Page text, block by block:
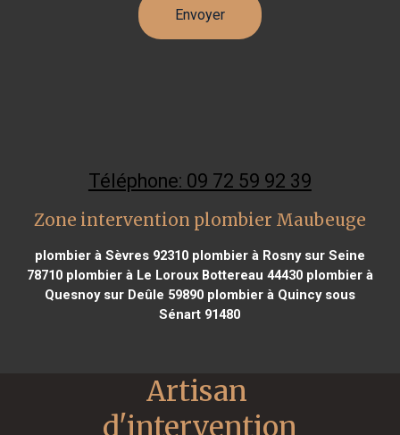
Téléphone: 09 72 59 92 39
Zone intervention plombier Maubeuge
plombier à Sèvres 92310plombier à Rosny sur Seine
78710plombier à Le Loroux Bottereau 44430plombier à
Quesnoy sur Deûle 59890plombier à Quincy sous
Sénart 91480
Artisan
d'intervention